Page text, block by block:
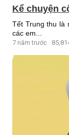
Kể chuyện
Tết Trung thu là
các em...
7 năm trước